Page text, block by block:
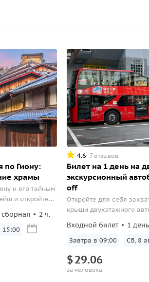
по Гиону:
храмы
и его тайным
и откройте
сборная 2 ч.
15:00
4.6 7 отзывов
Билет на 1 день на
экскурсионный
off
Откройте для себя
крыши двухэтажного
Входной билет 1 день
Завтра в 09:00 Сб, 8
$29.06
за человека